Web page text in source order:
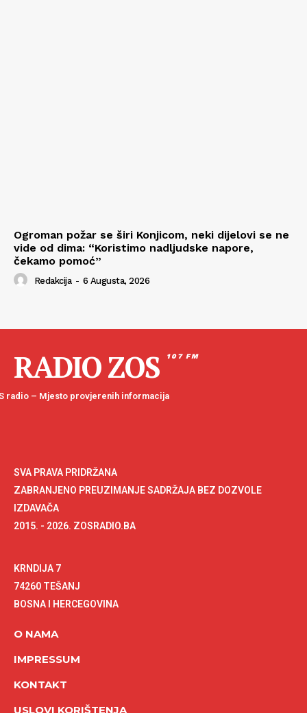
Ogroman požar se širi Konjicom, neki dijelovi se ne
vide od dima: “Koristimo nadljudske napore,
čekamo pomoć”
Redakcija - 6 Augusta, 2026
RADIO ZOS 107 FM
radio – Mjesto provjerenih informacija
SVA PRAVA PRIDRŽANA
ZABRANJENO PREUZIMANJE SADRŽAJA BEZ DOZVOLE
IZDAVAČA
2015. - 2026. ZOSRADIO.BA
KRNDIJA 7
74260 TEŠANJ
BOSNA I HERCEGOVINA
O NAMA
IMPRESSUM
KONTAKT
USLOVI KORIŠTENJA